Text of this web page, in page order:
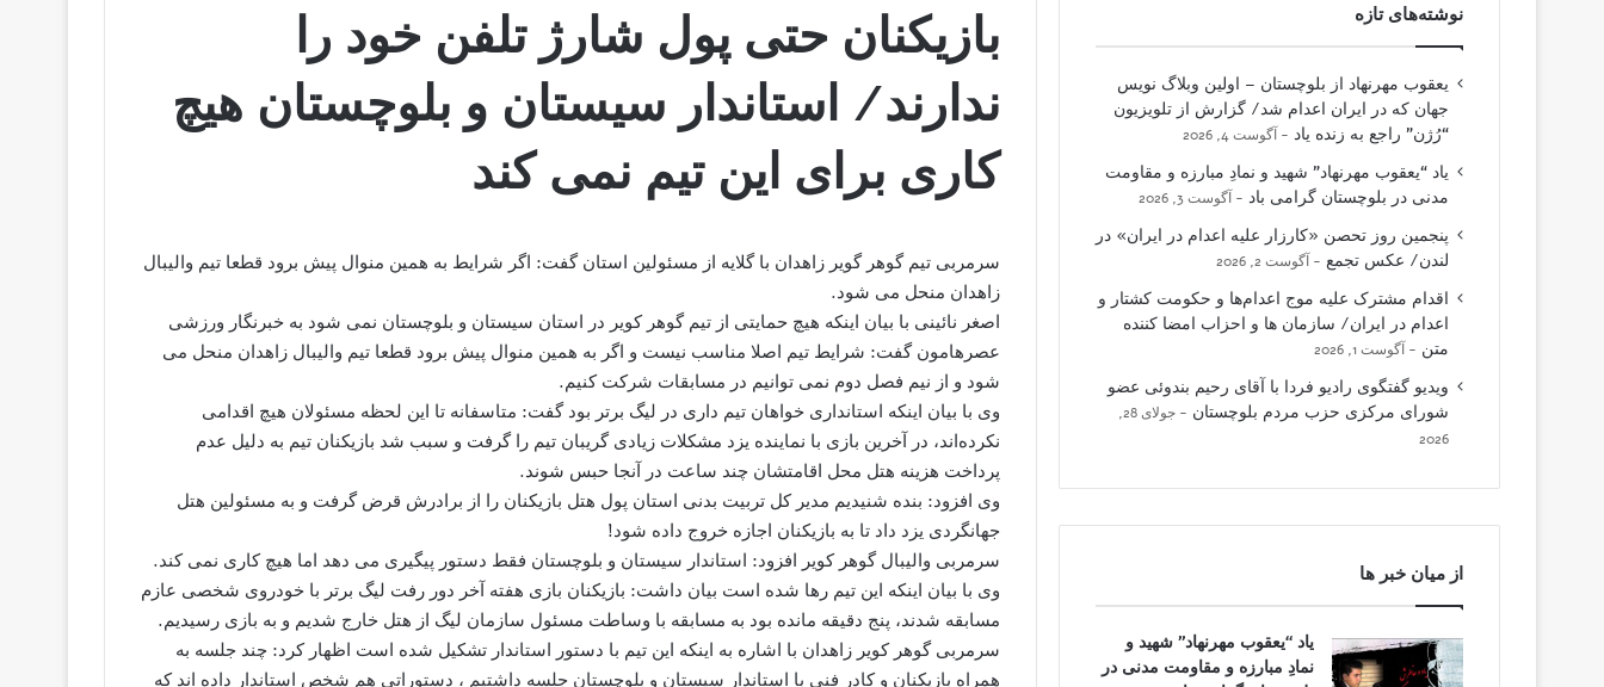
بازیکنان حتی پول شارژ تلفن خود را
ندارند/ استاندار سیستان و بلوچستان هیچ
کاری برای این تیم نمی کند
سرمربی تیم گوهر گویر زاهدان با گلایه از مسئولین استان گفت: اگر شرایط به همین منوال پیش برود قطعا تیم والیبال
زاهدان منحل می شود.
اصغر نائینی با بیان اینکه هیچ حمایتی از تیم گوهر کویر در استان سیستان و بلوچستان نمی شود به خبرنگار ورزشی
عصرهامون گفت: شرایط تیم اصلا مناسب نیست و اگر به همین منوال پیش برود قطعا تیم والیبال زاهدان منحل می
شود و از نیم فصل دوم نمی توانیم در مسابقات شرکت کنیم.
وی با بیان اینکه استانداری خواهان تیم داری در لیگ برتر بود گفت: متاسفانه تا این لحظه مسئولان هیچ اقدامی
نکرده‌اند، در آخرین بازی با نماینده یزد مشکلات زیادی گریبان تیم را گرفت و سبب شد بازیکنان تیم به دلیل عدم
پرداخت هزینه هتل محل اقامتشان چند ساعت در آنجا حبس شوند.
وی افزود: بنده شنیدیم مدیر کل تربیت بدنی استان پول هتل بازیکنان را از برادرش قرض گرفت و به مسئولین هتل
جهانگردی یزد داد تا به بازیکنان اجازه خروج داده شود!
سرمربی والیبال گوهر کویر افزود: استاندار سیستان و بلوچستان فقط دستور پیگیری می دهد اما هیچ کاری نمی کند.
وی با بیان اینکه این تیم رها شده است بیان داشت: بازیکنان بازی هفته آخر دور رفت لیگ برتر با خودروی شخصی عازم
مسابقه شدند، پنج دقیقه مانده بود به مسابقه با وساطت مسئول سازمان لیگ از هتل خارج شدیم و به بازی رسیدیم.
سرمربی گوهر کویر زاهدان با اشاره به اینکه این تیم با دستور استاندار تشکیل شده است اظهار کرد: چند جلسه به
همراه بازیکنان و کادر فنی با استاندار سیستان و بلوچستان جلسه داشتیم ، دستوراتی هم شخص استاندار داده اند که
نوشته‌های تازه
یعقوب مهرنهاد از بلوچستان – اولین وبلاگ نویس
جهان که در ایران اعدام شد/ گزارش از تلویزیون
“رُژن” راجع به زنده یاد
آگوست 4, 2026
یاد “یعقوب مهرنهاد” شهید و نمادِ مبارزه و مقاومت
مدنی در بلوچستان گرامی باد
آگوست 3, 2026
پنجمین روز تحصن «کارزار علیه اعدام در ایران» در
لندن/ عکس تجمع
آگوست 2, 2026
اقدام مشترک علیه موج اعدام‌ها و حکومت کشتار و
اعدام در ایران/ سازمان ها و احزاب امضا کننده
متن
آگوست 1, 2026
ویدیو گفتگوی رادیو فردا با آقای رحیم بندوئی عضو
شورای مرکزی حزب مردم بلوچستان
جولای 28,
2026
از میان خبر ها
یاد “یعقوب مهرنهاد” شهید و
نمادِ مبارزه و مقاومت مدنی در